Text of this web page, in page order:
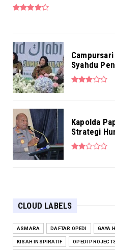
Syahdu
Kapolda
Strategi
CLOUD LABELS
ASMARA DAFTAR OPEDI GAYA
KISAH INSPIRATIF OPEDI